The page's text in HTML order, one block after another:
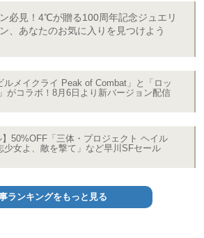
必見！4℃が贈る100周年記念ジュエリ
、あなたのお気に入りを見つけよう
ルメイクライ Peak of Combat」と「ロッ
がコラボ！8月6日より新バージョン配信
】50%OFF「三体・プロジェクト ヘイル
少女よ、敵を撃て」など早川SFセール
ランキングをもっと見る